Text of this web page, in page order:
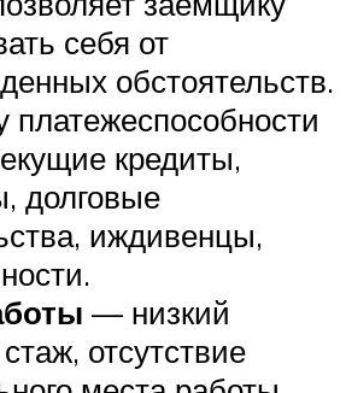
себя от
обстоятельств.
платежеспособности
кредиты,
долговые
иждивенцы,
— низкий
отсутствие